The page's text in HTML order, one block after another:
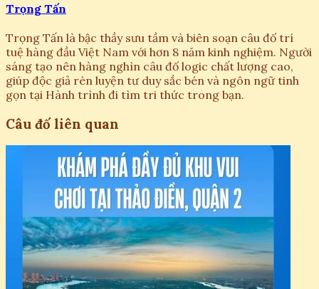
Trọng Tấn
Trọng Tấn là bậc thầy sưu tầm và biên soạn câu đố trí
tuệ hàng đầu Việt Nam với hơn 8 năm kinh nghiệm. Người
sáng tạo nên hàng nghìn câu đố logic chất lượng cao,
giúp độc giả rèn luyện tư duy sắc bén và ngôn ngữ tinh
gọn tại Hành trình đi tìm tri thức trong bạn.
Câu đố liên quan